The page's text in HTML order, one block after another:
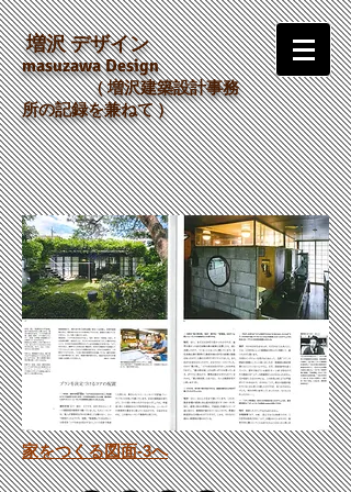
増沢 デザイン
masuzawa Design
（増沢建築設計事務
所の記録を兼ねて ）
​家をつくる図面-3へ